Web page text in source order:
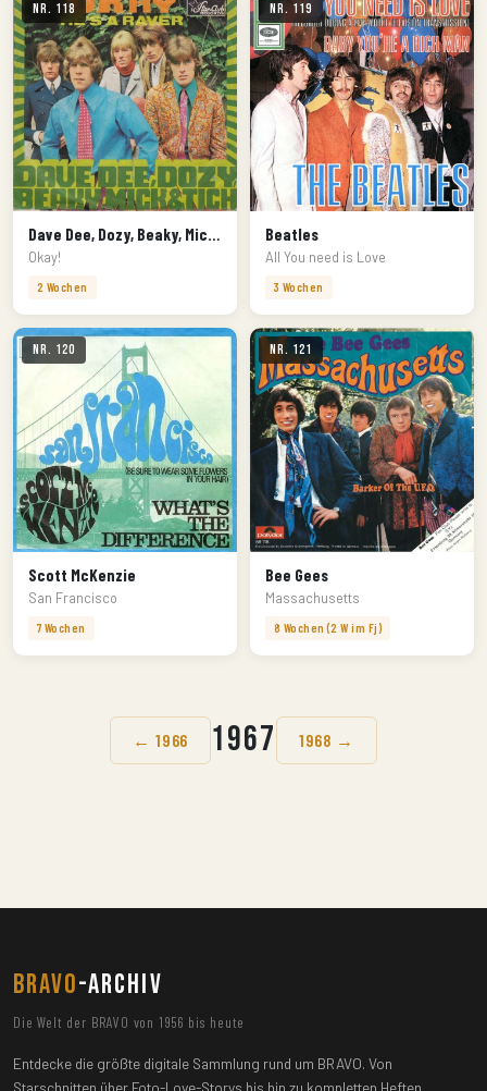
Nr. 118
Dave Dee, Dozy, Beaky, Mick & Tich
Okay!
2 Wochen
Nr. 119
Beatles
All You need is Love
3 Wochen
Nr. 120
Scott McKenzie
San Francisco
7 Wochen
Nr. 121
Bee Gees
Massachusetts
8 Wochen (2 W im Fj)
← 1966 1967 1968 →
BRAVO-ARCHIV
Die Welt der BRAVO von 1956 bis heute
Entdecke die größte digitale Sammlung rund um BRAVO. Von
Starschnitten über Foto-Love-Storys bis hin zu kompletten Heften.